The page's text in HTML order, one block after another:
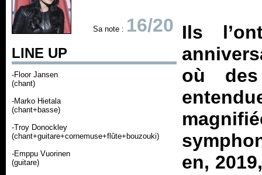
Sa note : 16/20
LINE UP
-Floor Jansen
(chant)
-Marko Hietala
(chant+basse)
-Troy Donockley
(chant+guitare+cornemuse+flûte+bouzouki)
-Emppu Vuorinen
(guitare)
Ils
où
en,